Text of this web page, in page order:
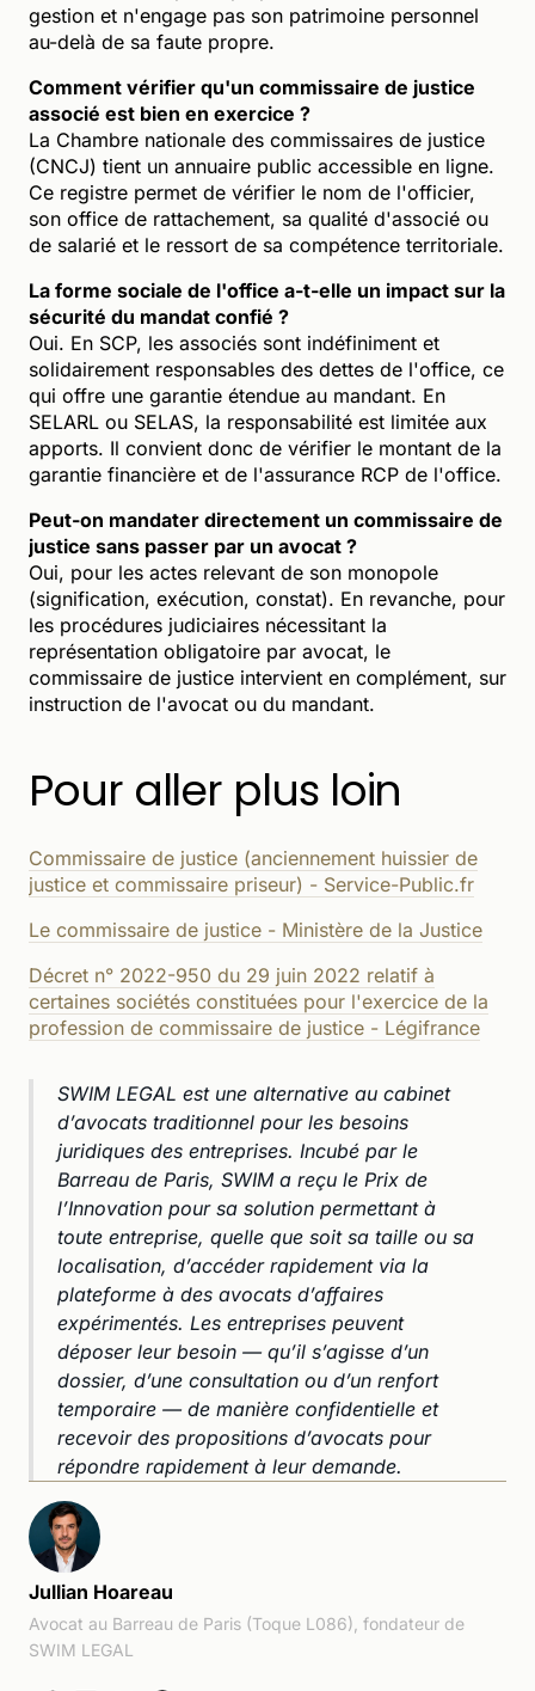
gestion et n'engage pas son patrimoine personnel
au-delà de sa faute propre.
Comment vérifier qu'un commissaire de justice
associé est bien en exercice ?
La Chambre nationale des commissaires de justice
(CNCJ) tient un annuaire public accessible en ligne.
Ce registre permet de vérifier le nom de l'officier,
son office de rattachement, sa qualité d'associé ou
de salarié et le ressort de sa compétence territoriale.
La forme sociale de l'office a-t-elle un impact sur la
sécurité du mandat confié ?
Oui. En SCP, les associés sont indéfiniment et
solidairement responsables des dettes de l'office, ce
qui offre une garantie étendue au mandant. En
SELARL ou SELAS, la responsabilité est limitée aux
apports. Il convient donc de vérifier le montant de la
garantie financière et de l'assurance RCP de l'office.
Peut-on mandater directement un commissaire de
justice sans passer par un avocat ?
Oui, pour les actes relevant de son monopole
(signification, exécution, constat). En revanche, pour
les procédures judiciaires nécessitant la
représentation obligatoire par avocat, le
commissaire de justice intervient en complément, sur
instruction de l'avocat ou du mandant.
Pour aller plus loin
Commissaire de justice (anciennement huissier de
justice et commissaire priseur) - Service-Public.fr
Le commissaire de justice - Ministère de la Justice
Décret n° 2022-950 du 29 juin 2022 relatif à
certaines sociétés constituées pour l'exercice de la
profession de commissaire de justice - Légifrance
SWIM LEGAL est une alternative au cabinet
d’avocats traditionnel pour les besoins
juridiques des entreprises. Incubé par le
Barreau de Paris, SWIM a reçu le Prix de
l’Innovation pour sa solution permettant à
toute entreprise, quelle que soit sa taille ou sa
localisation, d’accéder rapidement via la
plateforme à des avocats d’affaires
expérimentés. Les entreprises peuvent
déposer leur besoin — qu’il s’agisse d’un
dossier, d’une consultation ou d’un renfort
temporaire — de manière confidentielle et
recevoir des propositions d’avocats pour
répondre rapidement à leur demande.
Jullian Hoareau
Avocat au Barreau de Paris (Toque L086), fondateur de
SWIM LEGAL